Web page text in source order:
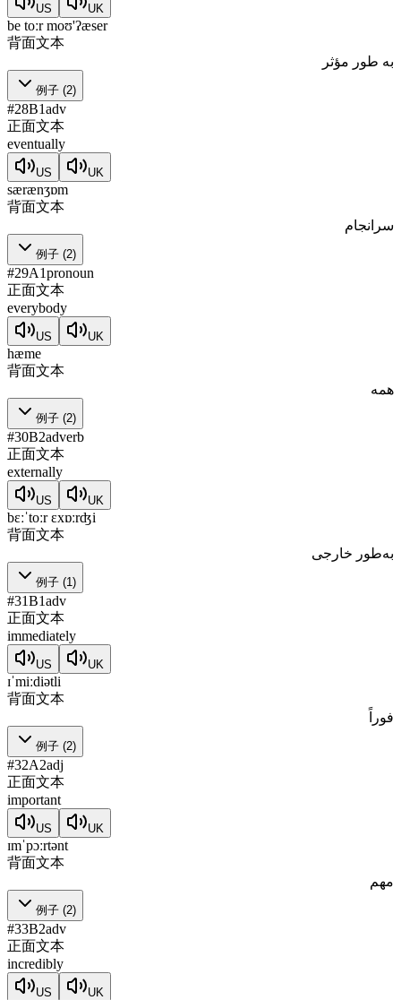
US UK
be toːr moʊ'ʔæser
背面文本
به طور مؤثر
例子 (2)
#28B1adv
正面文本
eventually
US UK
særænʒɒm
背面文本
سرانجام
例子 (2)
#29A1pronoun
正面文本
everybody
US UK
hæme
背面文本
همه
例子 (2)
#30B2adverb
正面文本
externally
US UK
bɛːˈtoːr ɛxɒːrʤi
背面文本
به‌طور خارجی
例子 (1)
#31B1adv
正面文本
immediately
US UK
ɪˈmiːdiətli
背面文本
فوراً
例子 (2)
#32A2adj
正面文本
important
US UK
ɪmˈpɔːrtənt
背面文本
مهم
例子 (2)
#33B2adv
正面文本
incredibly
US UK